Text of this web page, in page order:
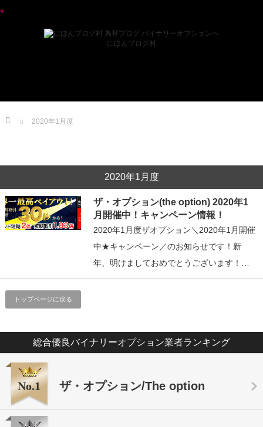
にほんブログ村
Home 2020年1月度
2020年1月度
ザ・オプション(the option) 2020年1
月開催中！キャンペーン情報！
2020年1月度ザオプション＼2020年1月開催
中★キャンペーン／のお知らせです！新
年、明けましておめでとうございます！…
トップページに戻る
総合優良バイナリーオプション業者ランキング
No.1 ザ・オプション/The option